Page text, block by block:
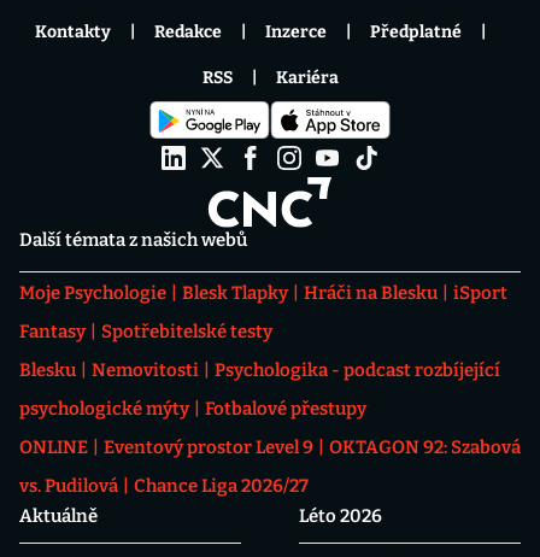
Další témata z našich webů
Moje Psychologie Blesk Tlapky Hráči na Blesku
iSport
Fantasy
Spotřebitelské testy
Blesku
Nemovitosti
Psychologika - podcast rozbíjející
psychologické mýty
Fotbalové přestupy
ONLINE
Eventový prostor Level 9
OKTAGON 92: Szabová
vs. Pudilová
Chance Liga 2026/27
Aktuálně
Léto 2026
Kontakty Redakce Inzerce Předplatné
RSS Kariéra